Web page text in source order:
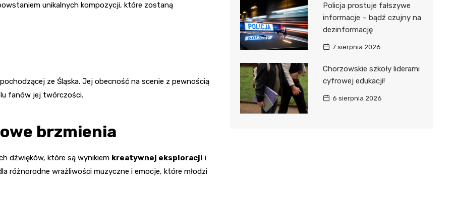
unikalnych kompozycji, które zostaną
ze Śląska. Jej obecność na scenie z pewnością
fanów jej twórczości.
brzmienia
dźwięków, które są wynikiem kreatywnej eksploracji i
różnorodne wrażliwości muzyczne i emocje, które młodzi
Policja prostuje fałszywe
informacje – bądź czujny na
dezinformację
7 sierpnia 2026
Chorzowskie szkoły liderami
cyfrowej edukacji!
6 sierpnia 2026